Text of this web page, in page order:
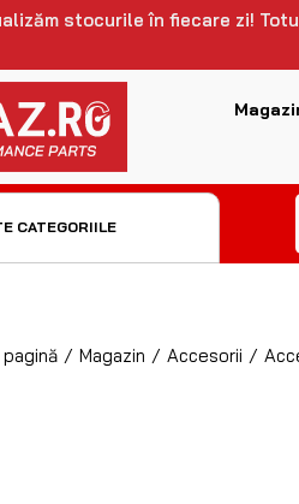
stocurile în fiecare zi!
CATEGORIILE
/ Magazin / Accesorii /